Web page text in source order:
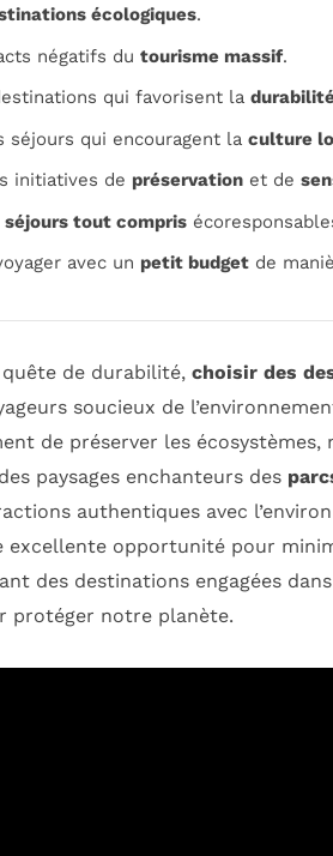
écologiques.
négatifs du tourisme massif.
qui favorisent la
séjours qui encouragent la culture
initiatives de préservation et de
séjours tout compris
avec un petit budget de
de durabilité, choisir des
soucieux de
de préserver les
paysages enchanteurs des
authentiques avec
excellente opportunité pour
des destinations engagées
protéger notre planète.